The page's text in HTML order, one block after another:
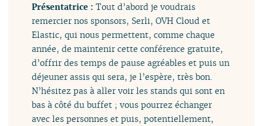
Présentatrice :Tout d’abord je voudrais
remercier nos sponsors, Serli, OVH Cloud et
Elastic, qui nous permettent, comme chaque
année, de maintenir cette conférence gratuite,
d’offrir des temps de pause agréables et puis un
déjeuner assis qui sera, je l’espère, très bon.
N’hésitez pas à aller voir les stands qui sont en
bas à côté du buffet ; vous pourrez échanger
avec les personnes et puis, potentiellement,